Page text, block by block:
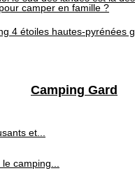
camper en famille ?
4 étoiles hautes-pyrénées
Camping Gard
et...
camping...